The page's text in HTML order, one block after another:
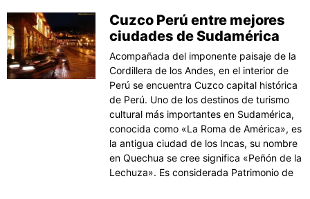
Cuzco Perú entre mejores
ciudades de Sudamérica
Acompañada del imponente paisaje de la
Cordillera de los Andes, en el interior de
Perú se encuentra Cuzco capital histórica
de Perú. Uno de los destinos de turismo
cultural más importantes en Sudamérica,
conocida como «La Roma de América», es
la antigua ciudad de los Incas, su nombre
en Quechua se cree significa «Peñón de la
Lechuza». Es considerada Patrimonio de